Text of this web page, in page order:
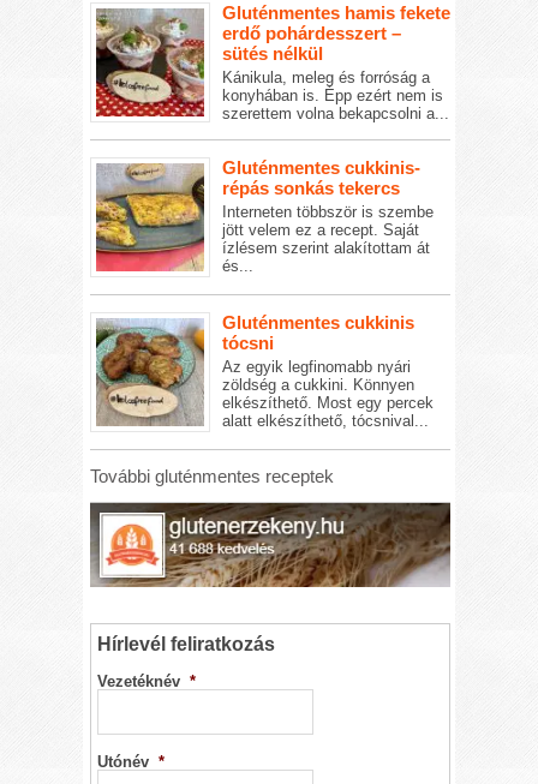
Gluténmentes hamis fekete
erdő pohárdesszert –
sütés nélkül
Kánikula, meleg és forróság a
konyhában is. Épp ezért nem is
szerettem volna bekapcsolni a...
Gluténmentes cukkinis-
répás sonkás tekercs
Interneten többször is szembe
jött velem ez a recept. Saját
ízlésem szerint alakítottam át
és...
Gluténmentes cukkinis
tócsni
Az egyik legfinomabb nyári
zöldség a cukkini. Könnyen
elkészíthető. Most egy percek
alatt elkészíthető, tócsnival...
További gluténmentes receptek
Hírlevél feliratkozás
Vezetéknév *
Utónév *